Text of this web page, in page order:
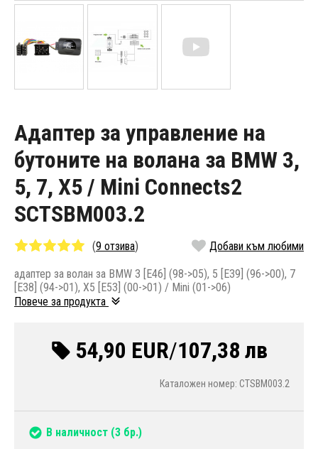
Адаптер за управление на
бутоните на волана за BMW 3,
5, 7, X5 / Mini Connects2
SCTSBM003.2
(9 отзива) Добави към любими
адаптер за волан за BMW 3 [E46] (98->05), 5 [E39] (96->00), 7
[E38] (94->01), X5 [E53] (00->01) / Mini (01->06)
Повече за продукта
54,90 EUR/107,38 лв
Каталожен номер: CTSBM003.2
В наличност (3 бр.)